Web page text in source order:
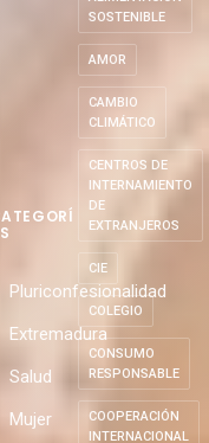
Pluriconfesionalidad
Extremadura
AGENDA
2030
ALIMENTACIÓN
SOSTENIBLE
CAMBIO
CLIMÁTICO
CENTROS DE
INTERNAMIENTO
DE
EXTRANJEROS
CIE
COLEGIO
CONSUMO